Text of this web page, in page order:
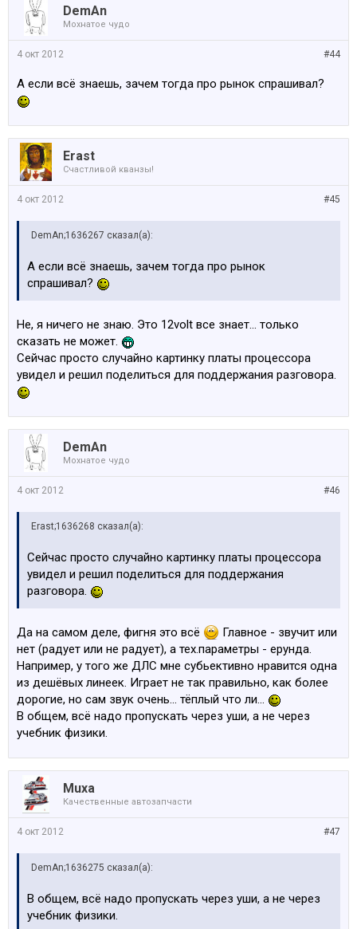
DemAn
Мохнатое чудо
#44
4 окт 2012
А если всё знаешь, зачем тогда про рынок спрашивал?
Erast
Счастливой кванзы!
#45
4 окт 2012
DemAn;1636267 сказал(а):
А если всё знаешь, зачем тогда про рынок
спрашивал?
Не, я ничего не знаю. Это 12volt все знает... только
сказать не может.
Сейчас просто случайно картинку платы процессора
увидел и решил поделиться для поддержания разговора.
DemAn
Мохнатое чудо
#46
4 окт 2012
Erast;1636268 сказал(а):
Сейчас просто случайно картинку платы процессора
увидел и решил поделиться для поддержания
разговора.
Да на самом деле, фигня это всё
Главное - звучит или
нет (радует или не радует), а тех.параметры - ерунда.
Например, у того же ДЛС мне субьективно нравится одна
из дешёвых линеек. Играет не так правильно, как более
дорогие, но сам звук очень... тёплый что ли...
В общем, всё надо пропускать через уши, а не через
учебник физики.
Muxa
Качественные автозапчасти
#47
4 окт 2012
DemAn;1636275 сказал(а):
В общем, всё надо пропускать через уши, а не через
учебник физики.